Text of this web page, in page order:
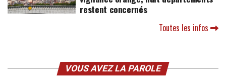
restent concernés
Toutes les infos
VOUS AVEZ LA PAROLE